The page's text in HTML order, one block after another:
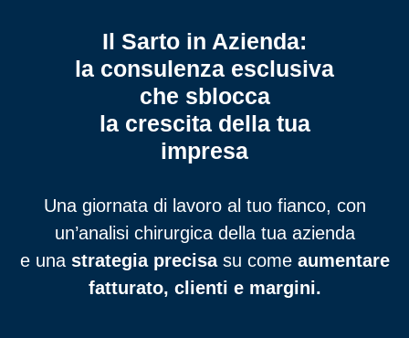
Il Sarto in Azienda:
la consulenza esclusiva
che sblocca
la crescita della tua
impresa
Una giornata di lavoro al tuo fianco, con
un’analisi chirurgica della tua azienda
e una strategia precisasu come aumentare
fatturato, clienti e margini.